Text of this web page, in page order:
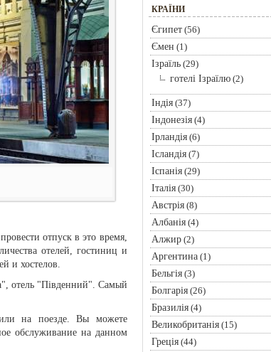
отпуск в это время,
отелей, гостиниц и
и хостелов.
отель "Південний". Самый
на поезде. Вы можете
обслуживание на данном
КРАЇНИ
Єгипет(56)
Ємен (1)
Ізраїль(29)
готелі Ізраїлю(2)
Індія(37)
Індонезія(4)
Ірландія(6)
Ісландія(7)
Іспанія(29)
Італія(30)
Австрія(8)
Албанія(4)
Алжир(2)
Аргентина(1)
Бельгія(3)
Болгарія(26)
Бразилія(4)
Великобританія(15)
Греція(44)